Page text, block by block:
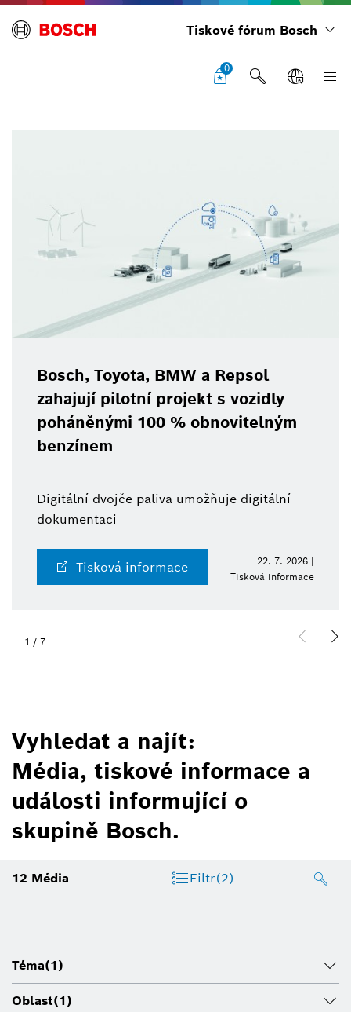
Tiskové fórum Bosch
0
Toyota, BMW a Repsol
pilotní projekt s vozidly
100 % obnovitelným
dvojče paliva umožňuje digitální
Tisková informace
22. 7. 2026 |
Tisková informace
2 / 7
Vyhledat a najít:
Média, tiskové informace a
události informující o
skupině Bosch.
12 Média Filtr(2)
Téma(1)
Oblast(1)